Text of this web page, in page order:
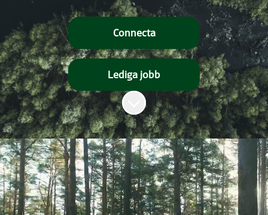
Connecta
Lediga jobb
Skrolla för mer innehåll
Vi är Naturkompaniet